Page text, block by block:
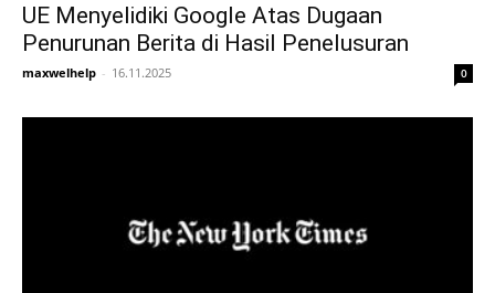
UE Menyelidiki Google Atas Dugaan
Penurunan Berita di Hasil Penelusuran
maxwelhelp - 16.11.2025 0